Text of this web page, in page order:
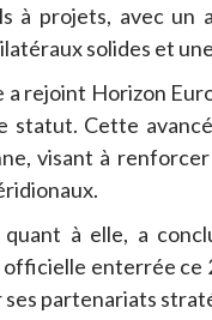
à projets, avec un
solides et
a rejoint Horizon
statut. Cette
visant à
quant à elle, a
enterrée ce
partenariats